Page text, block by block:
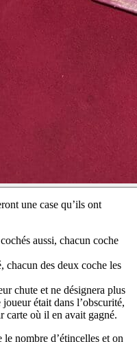
une case qu’ils ont
aussi, chacun coche
chacun des deux coche les
chute et ne désignera plus
était dans l’obscurité,
carte où il en avait gagné.
nombre d’étincelles et on